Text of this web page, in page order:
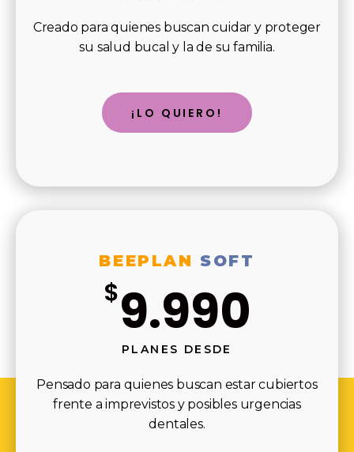
Creado para quienes buscan cuidar y proteger
su salud bucal y la de su familia.
¡LO QUIERO!
BEEPLAN SOFT
$9.990
PLANES DESDE
Pensado para quienes buscan estar cubiertos
frente a imprevistos y posibles urgencias
dentales.